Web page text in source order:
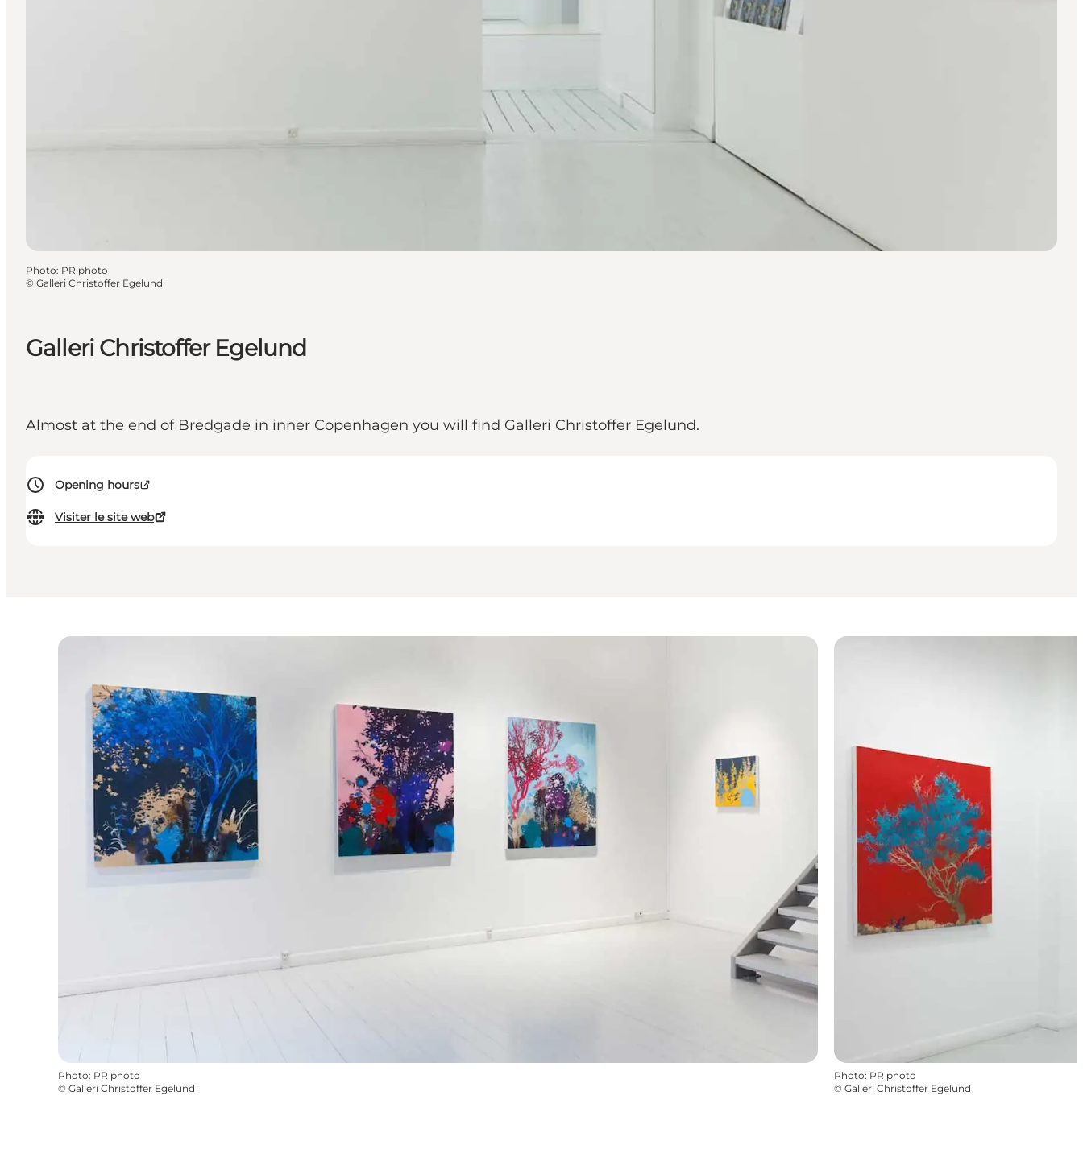
Galleri Christoffer Egelund
Almost at the end of Bredgade in inner Copenhagen you will find Galleri Christoffer Egelund.
Opening hours
Visiter le site web
Photo: PR photo
© Galleri Christoffer Egelund
Photo: PR photo
© Galleri Christoffer Egelund
Photo: PR photo
© Galleri Christoffer Egelund